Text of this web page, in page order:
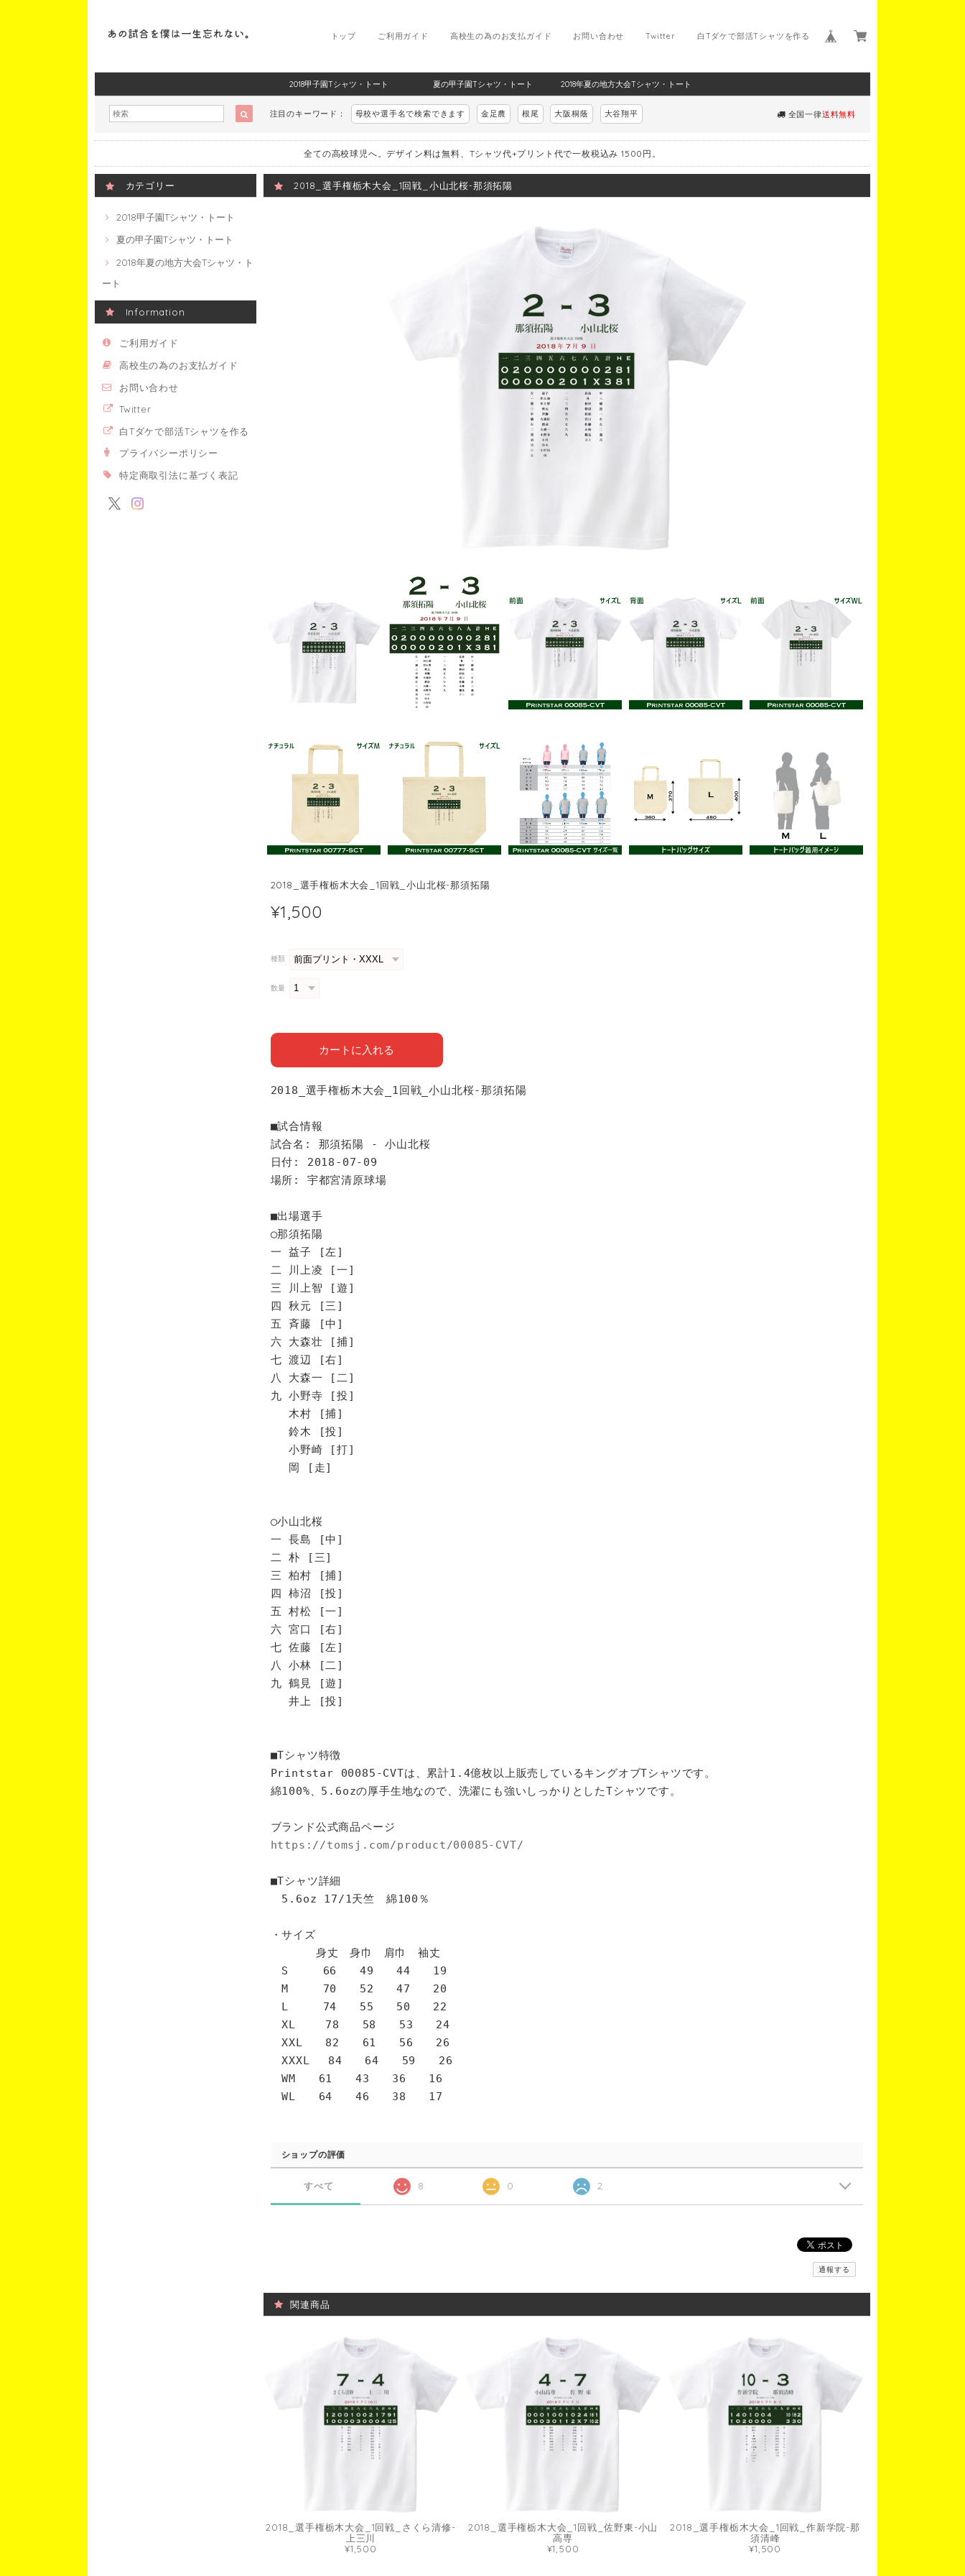
白Tダケで部活Tシャツを作る
Twitter
お問い合わせ
高校生の為のお支払ガイド
ご利用ガイド
トップ
2018甲子園Tシャツ・トート 夏の甲子園Tシャツ・トート 2018年夏の地方大会Tシャツ・トート
注目のキーワード： 母校や選手名で検索できます 金足農 根尾 大阪桐蔭 大谷翔平 全国一律送料無料
全ての高校球児へ。デザイン料は無料、Tシャツ代+プリント代で一枚税込み 1500円。
カテゴリー
2018甲子園Tシャツ・トート
夏の甲子園Tシャツ・トート
2018年夏の地方大会Tシャツ・ト
ート
Information
ご利用ガイド
高校生の為のお支払ガイド
お問い合わせ
Twitter
白Tダケで部活Tシャツを作る
プライバシーポリシー
特定商取引法に基づく表記
2018_選手権栃木大会_1回戦_小山北桜-那須拓陽
2018_選手権栃木大会_1回戦_小山北桜-那須拓陽
¥1,500
種類
数量
カートに入れる
2018_選手権栃木大会_1回戦_小山北桜-那須拓陽
■試合情報
試合名: 那須拓陽 - 小山北桜
日付: 2018-07-09
場所: 宇都宮清原球場
■出場選手
◯那須拓陽
一 益子 [左]
二 川上凌 [一]
三 川上智 [遊]
四 秋元 [三]
五 斉藤 [中]
六 大森壮 [捕]
七 渡辺 [右]
八 大森一 [二]
九 小野寺 [投]
木村 [捕]
鈴木 [投]
小野崎 [打]
岡 [走]
◯小山北桜
一 長島 [中]
二 朴 [三]
三 柏村 [捕]
四 柿沼 [投]
五 村松 [一]
六 宮口 [右]
七 佐藤 [左]
八 小林 [二]
九 鶴見 [遊]
井上 [投]
■Tシャツ特徴
Printstar 00085-CVTは、累計1.4億枚以上販売しているキングオブTシャツです。
綿100%、5.6ozの厚手生地なので、洗濯にも強いしっかりとしたTシャツです。
ブランド公式商品ページ
https://tomsj.com/product/00085-CVT/
■Tシャツ詳細
5.6oz 17/1天竺 綿100％
・サイズ
身丈 身巾 肩巾 袖丈
S 66 49 44 19
M 70 52 47 20
L 74 55 50 22
XL 78 58 53 24
XXL 82 61 56 26
XXXL 84 64 59 26
WM 61 43 36 16
WL 64 46 38 17
ショップの評価
すべて 8 0 2
通報する
関連商品
2018_選手権栃木大会_1回戦_さくら清修-
上三川
¥1,500
2018_選手権栃木大会_1回戦_佐野東-小山
高専
¥1,500
2018_選手権栃木大会_1回戦_作新学院-那
須清峰
¥1,500